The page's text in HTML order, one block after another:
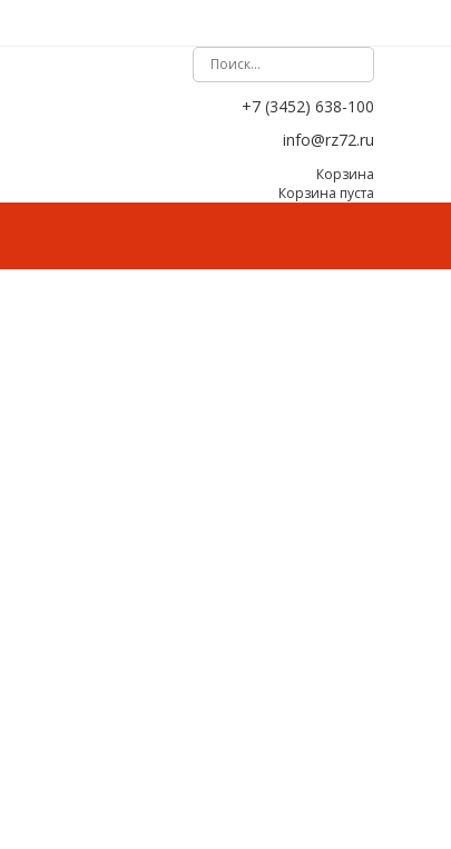
+7 (3452) 638-100
info@rz72.ru
Корзина
Корзина пуста